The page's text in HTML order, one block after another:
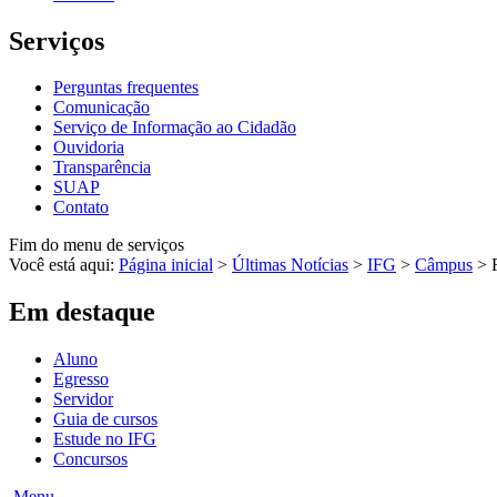
Serviços
Perguntas frequentes
Comunicação
Serviço de Informação ao Cidadão
Ouvidoria
Transparência
SUAP
Contato
Fim do menu de serviços
Você está aqui: Página inicial > Últimas Notícias > IFG > Câmpus >
Em destaque
Aluno
Egresso
Servidor
Guia de cursos
Estude no IFG
Concursos